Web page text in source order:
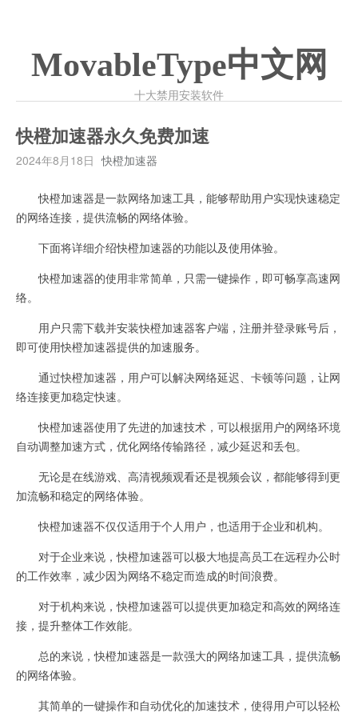
MovableType中文网
十大禁用安装软件
快橙加速器永久免费加速
2024年8月18日 快橙加速器
快橙加速器是一款网络加速工具，能够帮助用户实现快速稳定
的网络连接，提供流畅的网络体验。
下面将详细介绍快橙加速器的功能以及使用体验。
快橙加速器的使用非常简单，只需一键操作，即可畅享高速网
络。
用户只需下载并安装快橙加速器客户端，注册并登录账号后，
即可使用快橙加速器提供的加速服务。
通过快橙加速器，用户可以解决网络延迟、卡顿等问题，让网
络连接更加稳定快速。
快橙加速器使用了先进的加速技术，可以根据用户的网络环境
自动调整加速方式，优化网络传输路径，减少延迟和丢包。
无论是在线游戏、高清视频观看还是视频会议，都能够得到更
加流畅和稳定的网络体验。
快橙加速器不仅仅适用于个人用户，也适用于企业和机构。
对于企业来说，快橙加速器可以极大地提高员工在远程办公时
的工作效率，减少因为网络不稳定而造成的时间浪费。
对于机构来说，快橙加速器可以提供更加稳定和高效的网络连
接，提升整体工作效能。
总的来说，快橙加速器是一款强大的网络加速工具，提供流畅
的网络体验。
其简单的一键操作和自动优化的加速技术，使得用户可以轻松